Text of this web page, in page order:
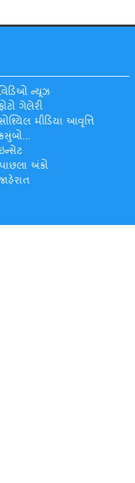
ન્યૂઝ
ફોટો ગેલેરી
મીડિયા આવૃત્તિ
કસુંબો...
ઇન્સેટ
અંકો